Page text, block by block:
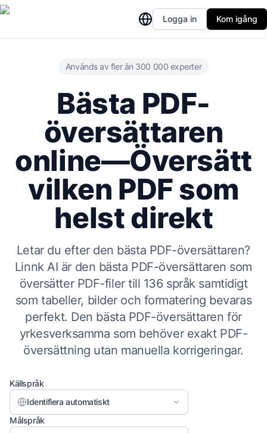
Logga in Kom igång
Används av fler än 300 000 experter
Bästa PDF-
översättaren
online—Översätt
vilken PDF som
helst direkt
Letar du efter den bästa PDF-översättaren?
Linnk AI är den bästa PDF-översättaren som
översätter PDF-filer till 136 språk samtidigt
som tabeller, bilder och formatering bevaras
perfekt. Den bästa PDF-översättaren för
yrkesverksamma som behöver exakt PDF-
översättning utan manuella korrigeringar.
Källspråk
Identifiera automatiskt
Målspråk